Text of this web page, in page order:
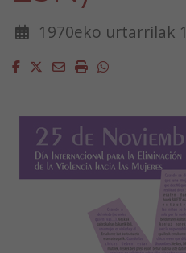
1970eko urtarrilak 1
Facebook
Twitter
EmailImprimirWhatsapp